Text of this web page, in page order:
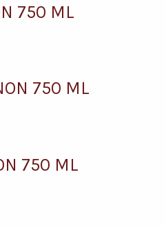
750 ML
750 ML
750 ML